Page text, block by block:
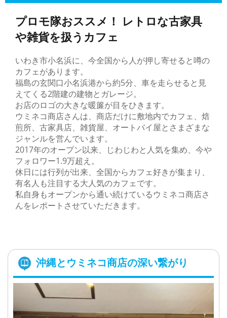
プロモ隊おススメ！ レトロな古家具
や雑貨を扱うカフェ
いわき市小名浜に、今全国から人が押し寄せると噂の
カフェがあります。
福島の玄関口小名浜港から約5分、車を走らせると見
えてくる2階建の建物とガレージ。
お店のロゴの大きな暖簾が目をひきます。
ウミネコ商店さんは、商店だけに敷地内でカフェ、焙
煎所、古家具店、雑貨屋、オートバイ屋とさまざまな
ジャンルを営んでいます。
2017年のオープン以来、じわじわと人気を集め、今や
フォロワー1.9万超え。
休日には行列が出来、全国からカフェ好きが集まり、
有名人も注目する大人気のカフェです。
私自身もオープンから通い続けているウミネコ商店さ
んをレポートさせていただきます。
沖縄とウミネコ商店の深い繋がり